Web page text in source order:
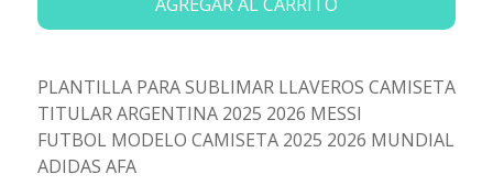
PLANTILLA PARA SUBLIMAR LLAVEROS CAMISETA
TITULAR ARGENTINA 2025 2026 MESSI
FUTBOL MODELO CAMISETA 2025 2026 MUNDIAL
ADIDAS AFA